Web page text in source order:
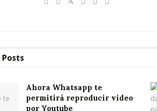
Posts
Ahora Whatsapp te
permitirá reproducir video
por Youtube